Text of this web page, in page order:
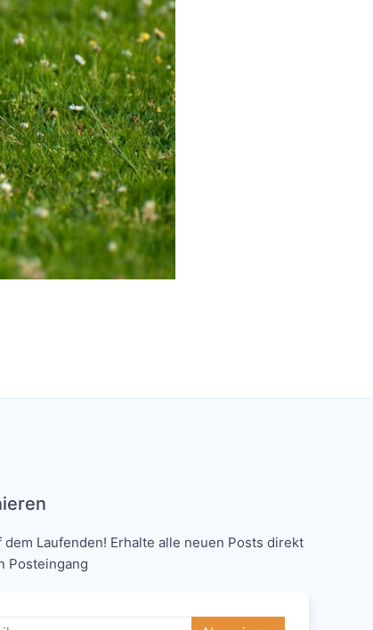
dem Laufenden! Erhalte alle neuen Posts direkt
Posteingang